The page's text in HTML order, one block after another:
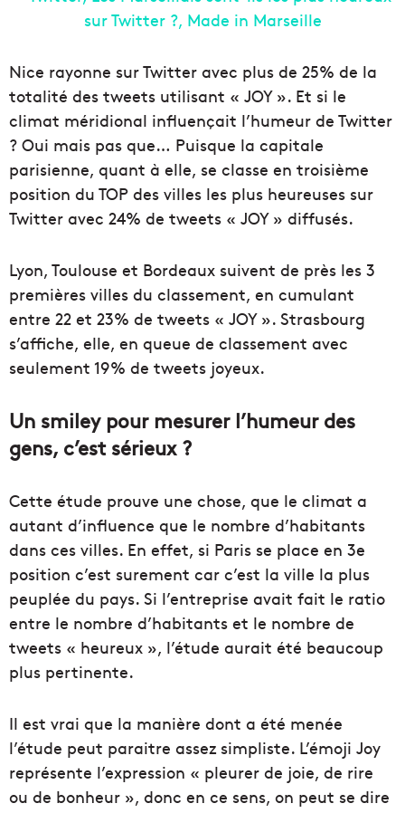
Nice rayonne sur Twitter avec plus de 25% de la
totalité des tweets utilisant « JOY ». Et si le
climat méridional influençait l’humeur de Twitter
? Oui mais pas que… Puisque la capitale
parisienne, quant à elle, se classe en troisième
position du TOP des villes les plus heureuses sur
Twitter avec 24% de tweets « JOY » diffusés.
Lyon, Toulouse et Bordeaux suivent de près les 3
premières villes du classement, en cumulant
entre 22 et 23% de tweets « JOY ». Strasbourg
s’affiche, elle, en queue de classement avec
seulement 19% de tweets joyeux.
Un smiley pour mesurer l’humeur des
gens, c’est sérieux ?
Cette étude prouve une chose, que le climat a
autant d’influence que le nombre d’habitants
dans ces villes. En effet, si Paris se place en 3e
position c’est surement car c’est la ville la plus
peuplée du pays. Si l’entreprise avait fait le ratio
entre le nombre d’habitants et le nombre de
tweets « heureux », l’étude aurait été beaucoup
plus pertinente.
Il est vrai que la manière dont a été menée
l’étude peut paraitre assez simpliste. L’émoji Joy
représente l’expression « pleurer de joie, de rire
ou de bonheur », donc en ce sens, on peut se dire